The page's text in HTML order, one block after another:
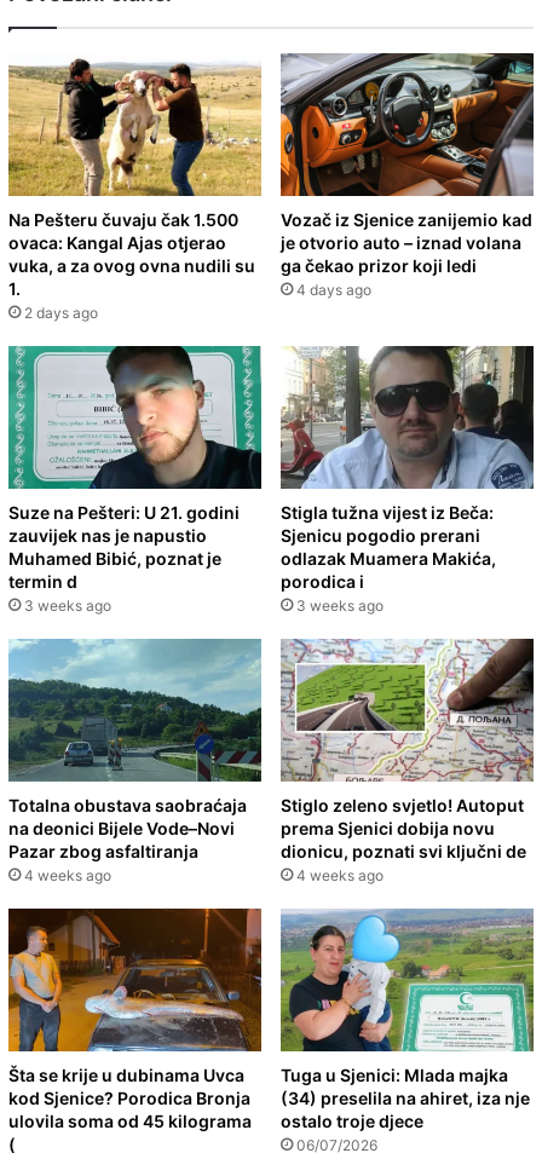
Na Pešteru čuvaju čak 1.500
ovaca: Kangal Ajas otjerao
vuka, a za ovog ovna nudili su
1.
2 days ago
Vozač iz Sjenice zanijemio kad
je otvorio auto – iznad volana
ga čekao prizor koji ledi
4 days ago
Suze na Pešteri: U 21. godini
zauvijek nas je napustio
Muhamed Bibić, poznat je
termin d
3 weeks ago
Stigla tužna vijest iz Beča:
Sjenicu pogodio prerani
odlazak Muamera Makića,
porodica i
3 weeks ago
Totalna obustava saobraćaja
na deonici Bijele Vode–Novi
Pazar zbog asfaltiranja
4 weeks ago
Stiglo zeleno svjetlo! Autoput
prema Sjenici dobija novu
dionicu, poznati svi ključni de
4 weeks ago
Šta se krije u dubinama Uvca
kod Sjenice? Porodica Bronja
ulovila soma od 45 kilograma
(
Tuga u Sjenici: Mlada majka
(34) preselila na ahiret, iza nje
ostalo troje djece
06/07/2026